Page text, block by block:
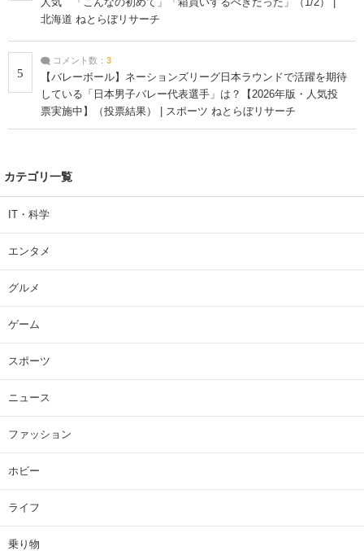
北海道 ねとらぼリサーチ
5
コメント数： 3
【バレーボール】ネーションズリーグ日本ラウンドで活躍を期待
している「日本男子バレー代表選手」は？【2026年版・人気投
票実施中】（投票結果） | スポーツ ねとらぼリサーチ
カテゴリ一覧
IT・科学
エンタメ
グルメ
ゲーム
スポーツ
ニュース
ファッション
ホビー
ライフ
乗り物